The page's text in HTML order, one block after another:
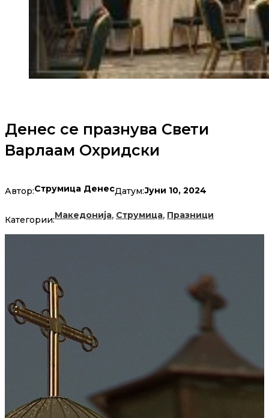
Денес се празнува Свети
Варлаам Охридски
Автор:Струмица ДенесДатум:Јуни 10, 2024
Категории:Македонија, Струмица, Празници